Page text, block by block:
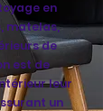
en
matelas,
de
est de
leur
un